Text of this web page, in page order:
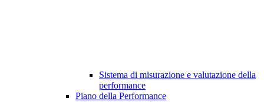
Sistema di misurazione e valutazione della
performance
Piano della Performance